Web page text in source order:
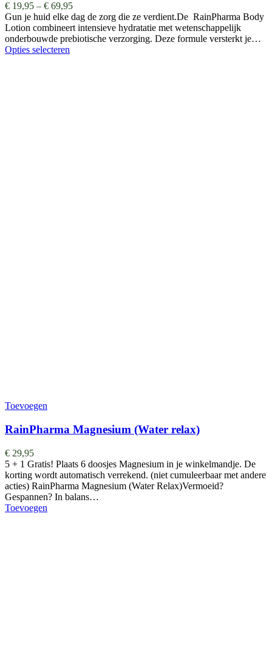
€ 19,95 – € 69,95
Gun je huid elke dag de zorg die ze verdient.De RainPharma Body
Lotion combineert intensieve hydratatie met wetenschappelijk
onderbouwde prebiotische verzorging. Deze formule versterkt je…
Opties selecteren
Toevoegen
RainPharma Magnesium (Water relax)
€ 29,95
5 + 1 Gratis! Plaats 6 doosjes Magnesium in je winkelmandje. De
korting wordt automatisch verrekend. (niet cumuleerbaar met andere
acties) RainPharma Magnesium (Water Relax)Vermoeid?
Gespannen? In balans…
Toevoegen